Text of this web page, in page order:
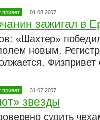
привет 01.08.2007
зажигал в
«Шахтер»
новым.
Физпривет
привет 31.07.2007
звезды
судить